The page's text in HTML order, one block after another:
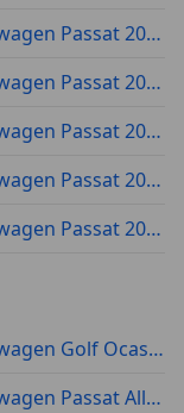
Volkswagen Passat 2017
Volkswagen Passat 2019
Volkswagen Passat 2015
Volkswagen Passat 2011
Volkswagen Passat 2007
Volkswagen Golf Ocasión
Volkswagen Passat Alltrack Ocasión